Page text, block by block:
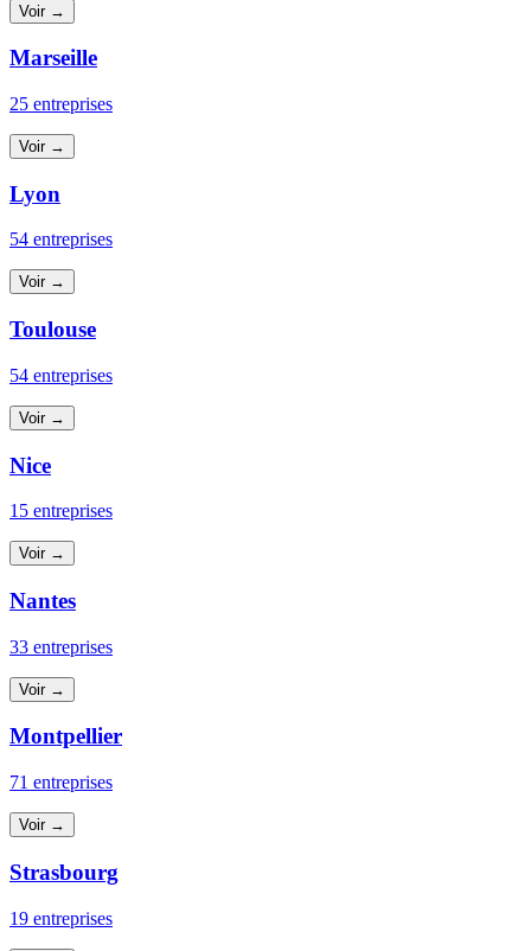
Voir →
Marseille
25 entreprises
Voir →
Lyon
54 entreprises
Voir →
Toulouse
54 entreprises
Voir →
Nice
15 entreprises
Voir →
Nantes
33 entreprises
Voir →
Montpellier
71 entreprises
Voir →
Strasbourg
19 entreprises